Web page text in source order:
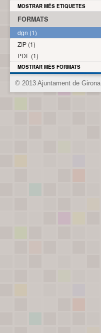
MOSTRAR MÉS ETIQUETES
FORMATS
dgn (1)
ZIP (1)
PDF (1)
MOSTRAR MÉS FORMATS
© 2013 Ajuntament de Girona